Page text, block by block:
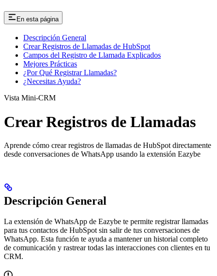
En esta página
Descripción General
Crear Registros de Llamadas de HubSpot
Campos del Registro de Llamada Explicados
Mejores Prácticas
¿Por Qué Registrar Llamadas?
¿Necesitas Ayuda?
Vista Mini-CRM
Crear Registros de Llamadas
Aprende cómo crear registros de llamadas de HubSpot directamente
desde conversaciones de WhatsApp usando la extensión Eazybe
Descripción General
La extensión de WhatsApp de Eazybe te permite registrar llamadas
para tus contactos de HubSpot sin salir de tus conversaciones de
WhatsApp. Esta función te ayuda a mantener un historial completo
de comunicación y rastrear todas las interacciones con clientes en tu
CRM.